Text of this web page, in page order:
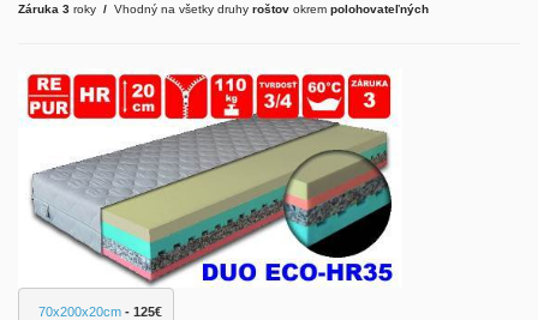
Záruka 3 roky / Vhodný na všetky druhy roštov okrem polohovateľných
70x200x20cm - 125€